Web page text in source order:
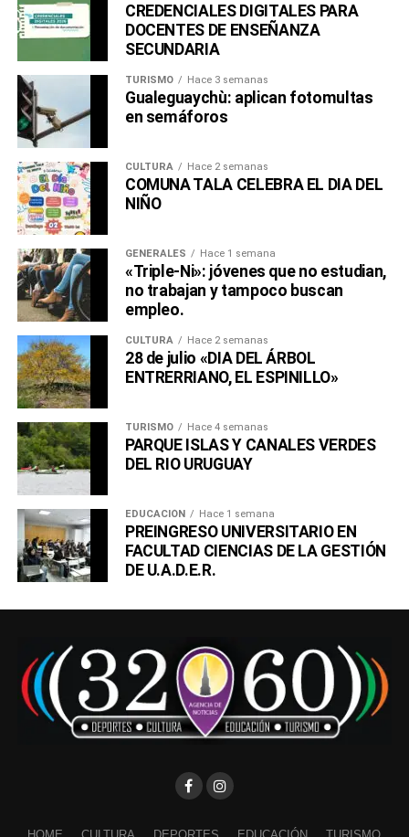
CREDENCIALES DIGITALES PARA
DOCENTES DE ENSEÑANZA
SECUNDARIA
TURISMO Hace 3 semanas
Gualeguaychù: aplican fotomultas
en semáforos
CULTURA Hace 2 semanas
COMUNA TALA CELEBRA EL DIA DEL
NIÑO
GENERALES Hace 1 semana
«Triple-Ni»: jóvenes que no estudian,
no trabajan y tampoco buscan
empleo.
CULTURA Hace 2 semanas
28 de julio «DIA DEL ÁRBOL
ENTRERRIANO, EL ESPINILLO»
TURISMO Hace 4 semanas
PARQUE ISLAS Y CANALES VERDES
DEL RIO URUGUAY
EDUCACIÓN Hace 1 semana
PREINGRESO UNIVERSITARIO EN
FACULTAD CIENCIAS DE LA GESTIÓN
DE U.A.D.E.R.